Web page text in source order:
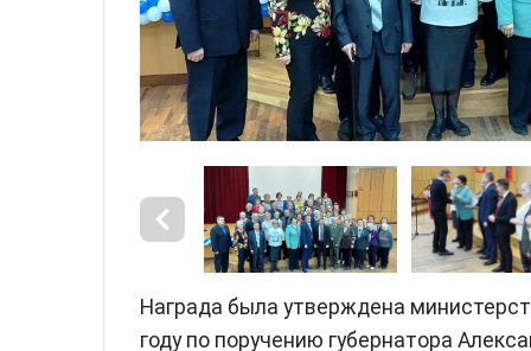
Награда была утверждена
году по поручению губернатора